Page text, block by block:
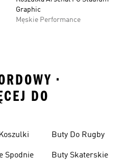
Graphic
Męskie Performance
•
DO
Spodnie
Buty Do Rugby
Buty Skaterskie